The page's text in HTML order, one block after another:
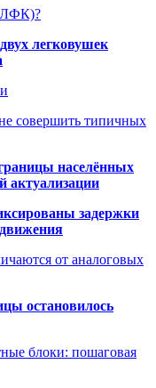
(ЛФК)?
легковушек
совершить типичных
населённых
актуализации
задержки
движения
от аналоговых
остановилось
блоки: пошаговая